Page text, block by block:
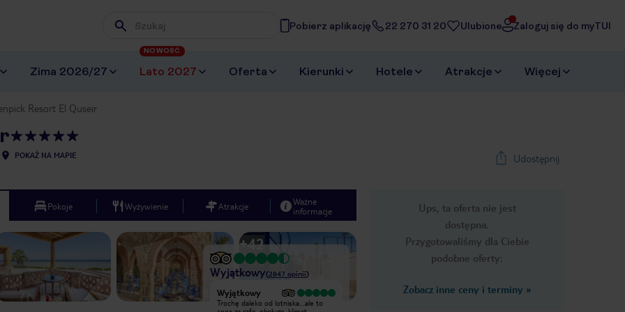
Wpisz frazę, której szukasz
Pobierz aplikację 22 270 31 20 Ulubione Zaloguj się do myTUI
Zima 2026/27 Lato 2027
NOWOŚĆ
Oferta Kierunki Hotele Atrakcje Więcej
Resort El Quseir
POKAŻ NA MAPIE Udostępnij
Ups, ta oferta nie jest
dostępna.
Przygotowaliśmy dla Ciebie
podobne oferty:
Zobacz inne ceny i terminy »
Pokoje Wyżywienie Atrakcje
Ważne
informacje
Next slide
1/48
+42
Wyjątkowy(2847 opinii)
Wyjątkowy
To był nasz pierwszy urlop w Egipcie i
Wyjątkowy
Trochę daleko od lotniska....ale to
Wyjątkowy